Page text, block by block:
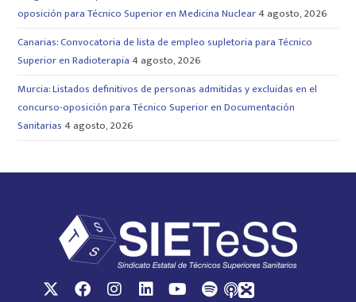
oposición para Técnico Superior en Medicina Nuclear4 agosto, 2026
Canarias: Convocatoria de lista de empleo supletoria para Técnico
Superior en Radioterapia 4 agosto, 2026
Murcia: Listados definitivos de personas admitidas y excluidas en el
concurso-oposición para Técnico Superior en Documentación
Sanitarias 4 agosto, 2026